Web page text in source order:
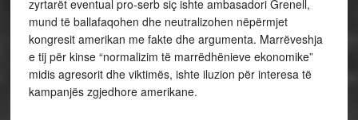
zyrtarët eventual pro-serb siç ishte ambasadori Grenell,
mund të ballafaqohen dhe neutralizohen nëpërmjet
kongresit amerikan me fakte dhe argumenta. Marrëveshja
e tij për kinse “normalizim të marrëdhënieve ekonomike”
midis agresorit dhe viktimës, ishte iluzion për interesa të
kampanjës zgjedhore amerikane.